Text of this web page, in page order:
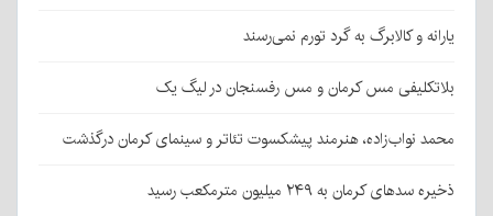
یارانه و کالابرگ به گرد تورم نمی‌رسند
بلاتکلیفی مس کرمان و مس رفسنجان در لیگ یک
محمد نواب‌زاده، هنرمند پیشکسوت تئاتر و سینمای کرمان درگذشت
ذخیره سدهای کرمان به ۲۴۹ میلیون مترمکعب رسید